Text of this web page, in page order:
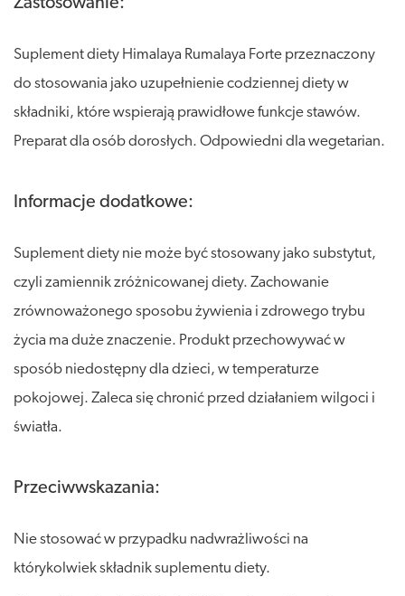
Suplement diety Himalaya Rumalaya Forte przeznaczony
do stosowania jako uzupełnienie codziennej diety w
składniki, które wspierają prawidłowe funkcje stawów.
Preparat dla osób dorosłych. Odpowiedni dla wegetarian.
Informacje dodatkowe:
Suplement diety nie może być stosowany jako substytut,
czyli zamiennik zróżnicowanej diety. Zachowanie
zrównoważonego sposobu żywienia i zdrowego trybu
życia ma duże znaczenie. Produkt przechowywać w
sposób niedostępny dla dzieci, w temperaturze
pokojowej. Zaleca się chronić przed działaniem wilgoci i
światła.
Przeciwwskazania:
Nie stosować w przypadku nadwrażliwości na
którykolwiek składnik suplementu diety.